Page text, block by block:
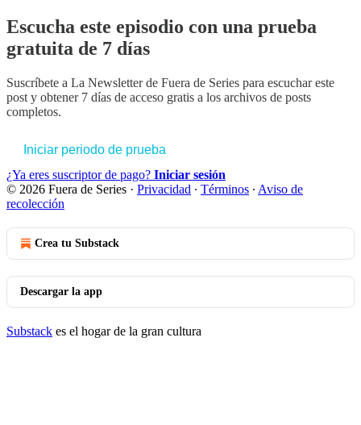
Escucha este episodio con una prueba
gratuita de 7 días
Suscríbete a La Newsletter de Fuera de Series para escuchar este
post y obtener 7 días de acceso gratis a los archivos de posts
completos.
Iniciar periodo de prueba
¿Ya eres suscriptor de pago? Iniciar sesión
© 2026 Fuera de Series · Privacidad ∙ Términos ∙ Aviso de
recolección
Crea tu Substack
Descargar la app
Substack es el hogar de la gran cultura